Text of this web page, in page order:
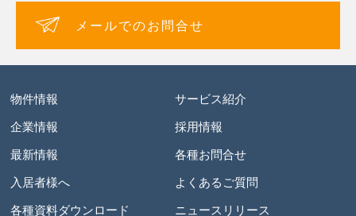
メールでのお問合せ
物件情報
サービス紹介
企業情報
採用情報
最新情報
各種お問合せ
入居者様へ
よくあるご質問
各種資料ダウンロード
ニュースリリース